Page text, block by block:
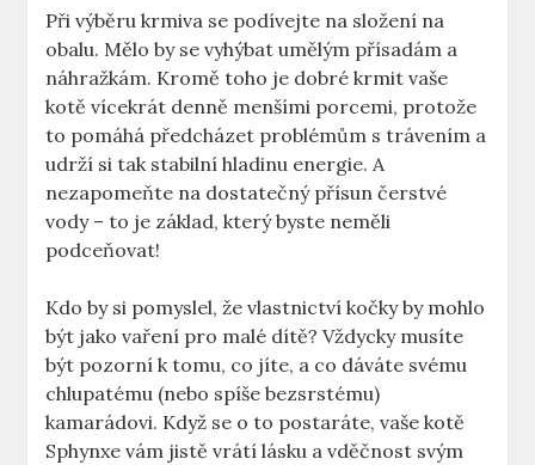
Při výběru krmiva se podívejte na složení na
obalu. Mělo by se vyhýbat umělým přísadám a
náhražkám. Kromě toho je dobré krmit vaše
kotě vícekrát denně menšími porcemi, protože
to pomáhá předcházet problémům s trávením a
udrží si tak stabilní hladinu energie. A
nezapomeňte na dostatečný přísun čerstvé
vody – to je základ, který byste neměli
podceňovat!
Kdo by si pomyslel, že vlastnictví kočky by mohlo
být jako vaření pro malé dítě? Vždycky musíte
být pozorní k tomu, co jíte, a co dáváte svému
chlupatému (nebo spíše bezsrstému)
kamarádovi. Když se o to postaráte, vaše kotě
Sphynxe vám jistě vrátí lásku a vděčnost svým